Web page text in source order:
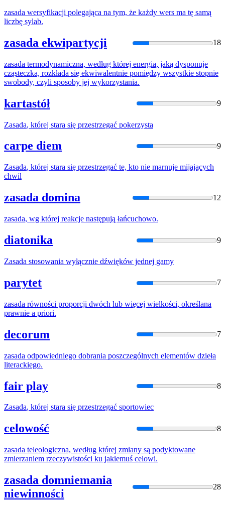
zasada wersyfikacji polegająca na tym, że każdy wers ma tę samą
liczbę sylab.
zasada ekwipartycji 18
zasada termodynamiczna, według której energia, jaką dysponuje
cząsteczka, rozkłada się ekwiwalentnie pomiędzy wszystkie stopnie
swobody, czyli sposoby jej wykorzystania.
kartastół 9
Zasada, której stara się przestrzegać pokerzysta
carpe diem 9
Zasada, której stara się przestrzegać te, kto nie marnuje mijających
chwil
zasada domina 12
zasada, wg której reakcje następują łańcuchowo.
diatonika 9
Zasada stosowania wyłącznie dźwięków jednej gamy
parytet 7
zasada równości proporcji dwóch lub więcej wielkości, określana
prawnie a priori.
decorum 7
zasada odpowiedniego dobrania poszczególnych elementów dzieła
literackiego.
fair play 8
Zasada, której stara się przestrzegać sportowiec
celowość 8
zasada teleologiczna, według której zmiany są podyktowane
zmierzaniem rzeczywistości ku jakiemuś celowi.
zasada domniemania
niewinności
28